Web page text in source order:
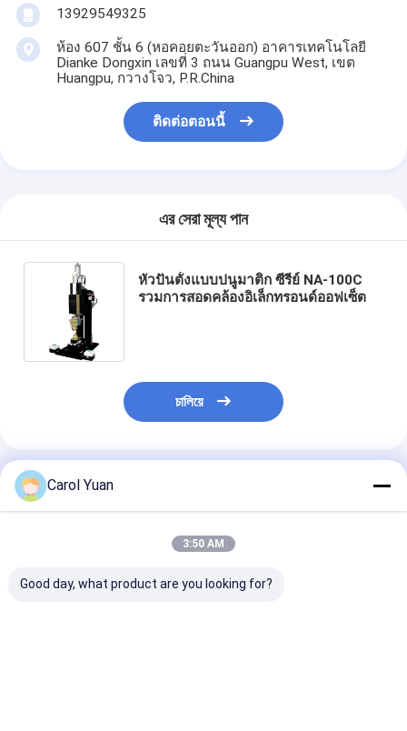
13929549325
ห้อง 607 ชั้น 6 (หอคอยตะวันออก) อาคารเทคโนโลยี
Dianke Dongxin เลขที่ 3 ถนน Guangpu West, เขต
Huangpu, กวางโจว, P.R.China
ติดต่อตอนนี้
এর সেরা মূল্য পান
หัวปั่นตั้งแบบปนูมาติก ซีรี่ย์ NA-100C
รวมการสอดคล้องอิเล็กทรอนด์ออฟเซ็ต
চালিয়ে
แนะนำผลิตภัณฑ์
Carol Yuan
3:50 AM
Good day, what product are you looking for?